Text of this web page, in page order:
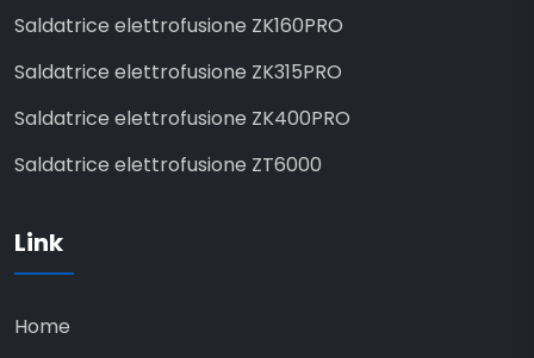
Saldatrice elettrofusione ZK160PRO
Saldatrice elettrofusione ZK315PRO
Saldatrice elettrofusione ZK400PRO
Saldatrice elettrofusione ZT6000
Link
Home